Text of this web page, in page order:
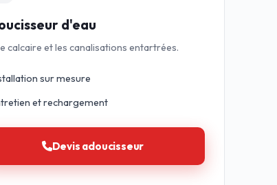
d'eau
calcaire et les canalisations entartrées.
sur mesure
et rechargement
Devis adoucisseur